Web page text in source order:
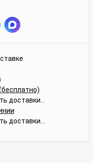
доставки...
доставки...